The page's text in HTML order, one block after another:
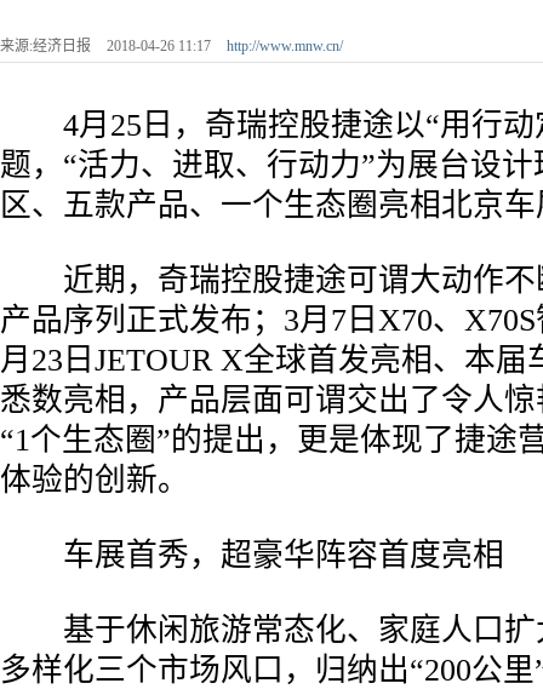
来源:经济日报 2018-04-26 11:17 http://www.mnw.cn/
4月25日，奇瑞控股捷途以“用行动
题，“活力、进取、行动力”为展台设
区、五款产品、一个生态圈亮相北京
近期，奇瑞控股捷途可谓大动作不
产品序列正式发布；3月7日X70、
月23日JETOUR X全球首发亮相、本届
悉数亮相，产品层面可谓交出了令人
“1个生态圈”的提出，更是体现了捷途
体验的创新。
­ 车展首秀，超豪华阵容首度亮相
基于休闲旅游常态化、家庭人口扩
多样化三个市场风口，归纳出“200公